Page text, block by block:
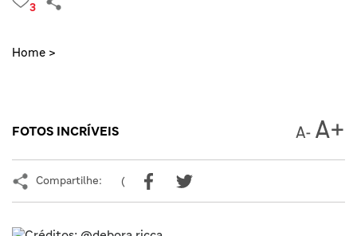
3
Home >
FOTOS INCRÍVEIS
Compartilhe: (